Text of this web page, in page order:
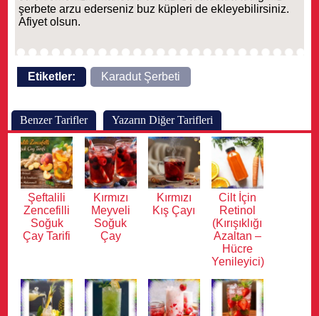
şerbete arzu ederseniz buz küpleri de ekleyebilirsiniz.
Afiyet olsun.
Etiketler: Karadut Şerbeti
Benzer Tarifler Yazarın Diğer Tarifleri
Şeftalili
Zencefilli
Soğuk
Çay Tarifi
Kırmızı
Meyveli
Soğuk
Çay
Kırmızı
Kış Çayı
Cilt İçin
Retinol
(Kırışıklığı
Azaltan –
Hücre
Yenileyici)